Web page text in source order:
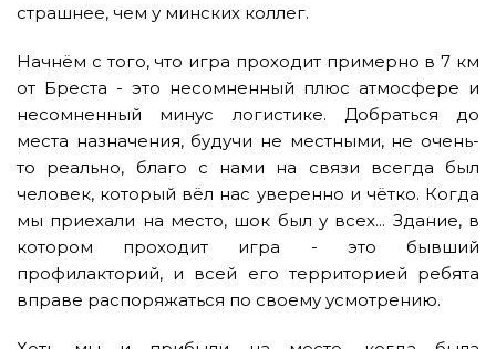
страшнее, чем у минских коллег.
Начнём с того, что игра проходит примерно в 7 км
от Бреста - это несомненный плюс атмосфере и
несомненный минус логистике. Добраться до
места назначения, будучи не местными, не очень-
то реально, благо с нами на связи всегда был
человек, который вёл нас уверенно и чётко. Когда
мы приехали на место, шок был у всех... Здание, в
котором проходит игра - это бывший
профилакторий, и всей его территорией ребята
вправе распоряжаться по своему усмотрению.